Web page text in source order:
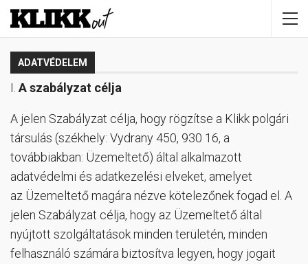
ADATVÉDELEM
I. A szabályzat célja
A jelen Szabályzat célja, hogy rögzítse a Klikk polgári
társulás (székhely: Vydrany 450, 930 16, a
továbbiakban: Üzemeltető) által alkalmazott
adatvédelmi és adatkezelési elveket, amelyet
az Üzemeltető magára nézve kötelezőnek fogad el. A
jelen Szabályzat célja, hogy az Üzemeltető által
nyújtott szolgáltatások minden területén, minden
felhasználó számára biztosítva legyen, hogy jogait